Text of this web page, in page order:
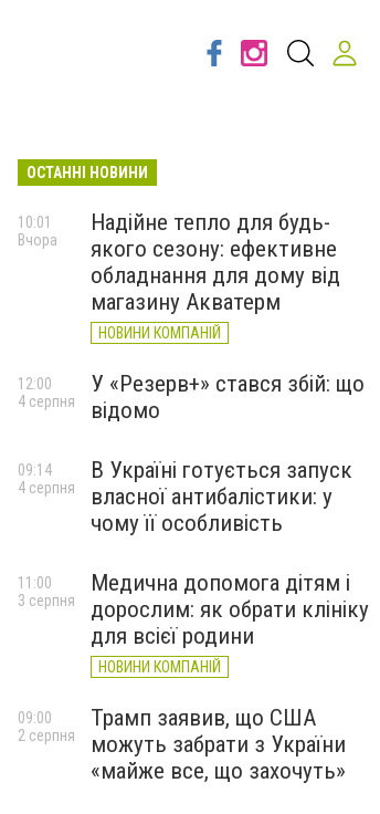
ОСТАННІ НОВИНИ
Надійне тепло для будь-
якого сезону: ефективне
обладнання для дому від
магазину Акватерм
НОВИНИ КОМПАНІЙ
10:01
Вчора
У «Резерв+» стався збій: що
відомо
12:00
4 серпня
В Україні готується запуск
власної антибалістики: у
чому її особливість
09:14
4 серпня
Медична допомога дітям і
дорослим: як обрати клініку
для всієї родини
НОВИНИ КОМПАНІЙ
11:00
3 серпня
Трамп заявив, що США
можуть забрати з України
«майже все, що захочуть»
09:00
2 серпня